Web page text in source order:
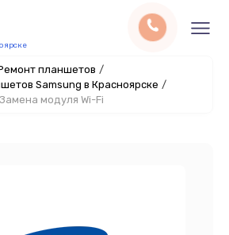
планшетов /
Samsung в Красноярске /
Замена модуля Wi-Fi